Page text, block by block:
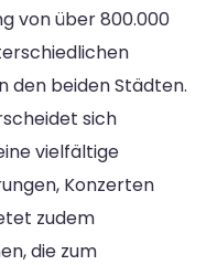
von über 800.000
den beiden Städten.
sich
vielfältige
Konzerten
zudem
die zum